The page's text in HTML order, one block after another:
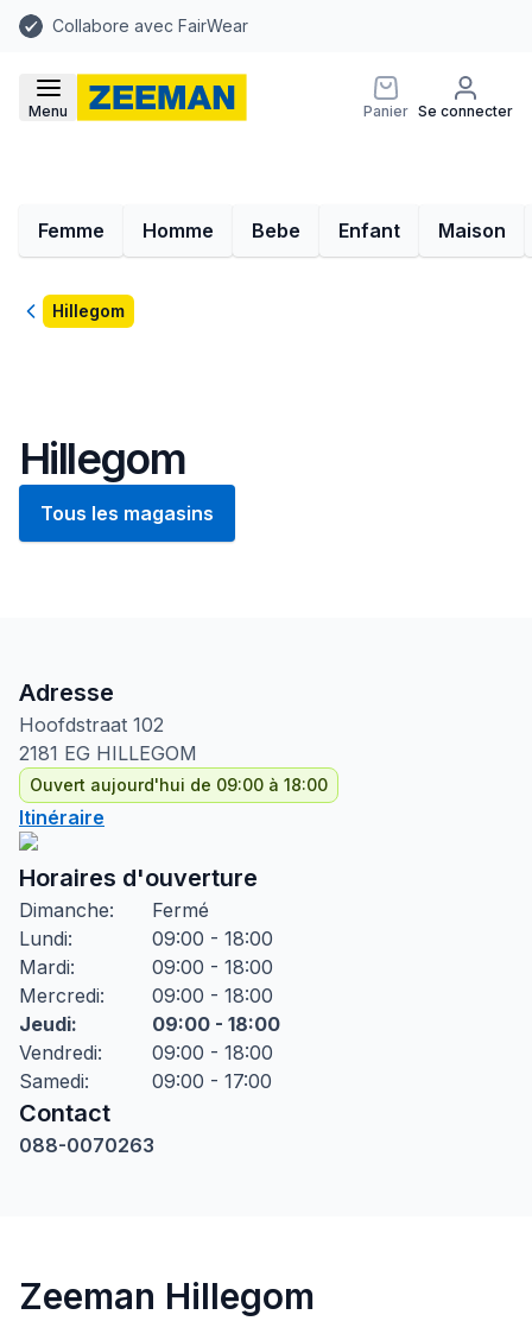
Collabore avec FairWear
Menu Panier Se connecter
Femme Homme Bebe Enfant Maison
RetourHillegom
Hillegom
Tous les magasins
Adresse
Hoofdstraat 102
2181 EG HILLEGOM
Ouvert aujourd'hui de 09:00 à 18:00
Itinéraire
Horaires d'ouverture
Dimanche:
Fermé
Lundi:
09:00 - 18:00
Mardi:
09:00 - 18:00
Mercredi:
09:00 - 18:00
Jeudi:
09:00 - 18:00
Vendredi:
09:00 - 18:00
Samedi: 09:00 - 17:00
Contact
088-0070263
Zeeman Hillegom